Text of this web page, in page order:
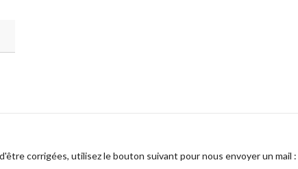
corrigées, utilisez le bouton suivant pour nous envoyer un mail :